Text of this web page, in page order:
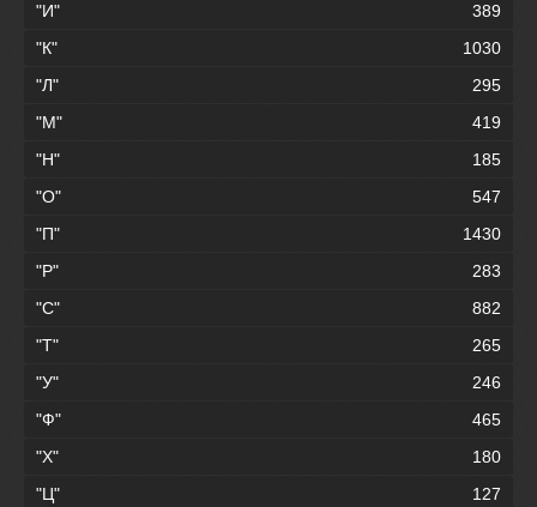
"И"
389
"К"
1030
"Л"
295
"М"
419
"Н"
185
"О"
547
"П"
1430
"Р"
283
"С"
882
"Т"
265
"У"
246
"Ф"
465
"Х"
180
"Ц"
127